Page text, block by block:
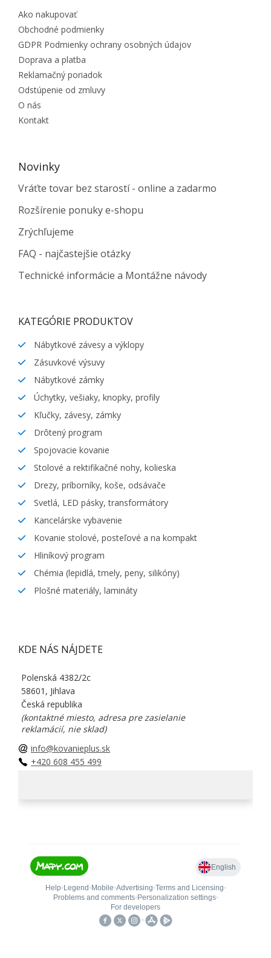
Ako nakupovať
Obchodné podmienky
GDPR Podmienky ochrany osobných údajov
Doprava a platba
Reklamačný poriadok
Odstúpenie od zmluvy
O nás
Kontakt
Novinky
Vráťte tovar bez starostí - online a zadarmo
Rozšírenie ponuky e-shopu
Zrýchľujeme
FAQ - najčastejšie otázky
Technické informácie a Montážne návody
KATEGÓRIE PRODUKTOV
Nábytkové závesy a výklopy
Zásuvkové výsuvy
Nábytkové zámky
Úchytky, vešiaky, knopky, profily
Kľučky, závesy, zámky
Drôtený program
Spojovacie kovanie
Stolové a rektifikačné nohy, kolieska
Drezy, príborníky, koše, odsávače
Svetlá, LED pásky, transformátory
Kancelárske vybavenie
Kovanie stolové, posteľové a na kompakt
Hliníkový program
Chémia (lepidlá, tmely, peny, silikóny)
Plošné materiály, lamináty
KDE NÁS NÁJDETE
Polenská 4382/2c
58601, Jihlava
Česká republika
(kontaktné miesto, adresa pre zasielanie
reklamácií, nie sklad)
info@kovanieplus.sk
+420 608 455 499